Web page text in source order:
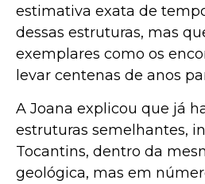
estimativa exata de
dessas estruturas, mas
exemplares como os
levar centenas de anos
A Joana explicou que já
estruturas semelhantes,
Tocantins, dentro da
geológica, mas em